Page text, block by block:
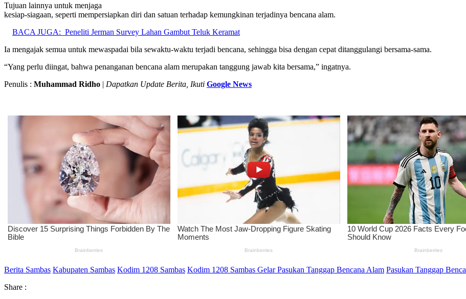
Tujuan lainnya untuk menjaga
kesiap-siagaan, seperti mempersiapkan diri dan satuan terhadap kemungkinan terjadinya bencana alam.
BACA JUGA: Peneliti Jerman Survey Lahan Gambut Teluk Keramat
Ia mengajak semua untuk mewaspadai bila sewaktu-waktu terjadi bencana, sehingga bisa dengan cepat ditanggulangi bersama-sama.
“Yang perlu diingat, bahwa penanganan bencana alam merupakan tanggung jawab kita bersama,” ingatnya.
Penulis : Muhammad Ridho | Dapatkan Update Berita, Ikuti Google News
Berita Sambas Kabupaten Sambas Kodim 1208 Sambas Kodim 1208 Sambas Gelar Pasukan Tanggap Bencana Alam Pasukan Tanggap
Share :